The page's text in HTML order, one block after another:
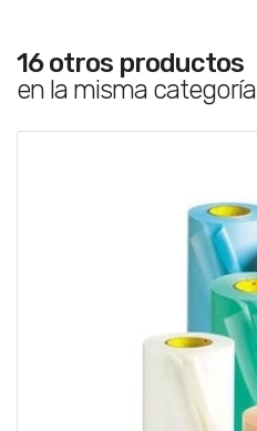
16 otros productos
en la misma categoría